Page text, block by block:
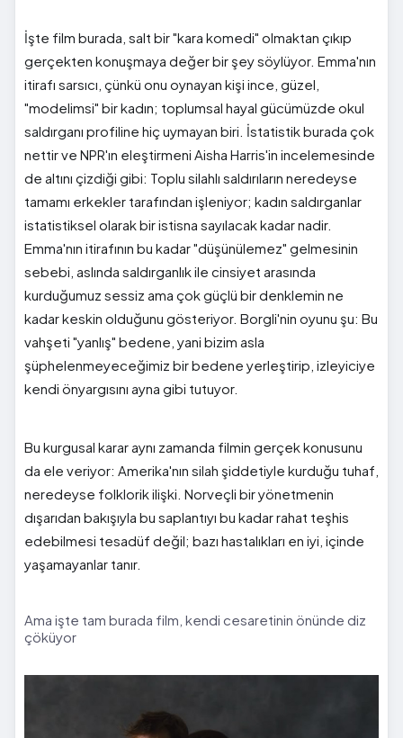
İşte film burada, salt bir "kara komedi" olmaktan çıkıp
gerçekten konuşmaya değer bir şey söylüyor. Emma'nın
itirafı sarsıcı, çünkü onu oynayan kişi ince, güzel,
"modelimsi" bir kadın; toplumsal hayal gücümüzde okul
saldırganı profiline hiç uymayan biri. İstatistik burada çok
nettir ve NPR'ın eleştirmeni Aisha Harris'in incelemesinde
de altını çizdiği gibi: Toplu silahlı saldırıların neredeyse
tamamı erkekler tarafından işleniyor; kadın saldırganlar
istatistiksel olarak bir istisna sayılacak kadar nadir.
Emma'nın itirafının bu kadar "düşünülemez" gelmesinin
sebebi, aslında saldırganlık ile cinsiyet arasında
kurduğumuz sessiz ama çok güçlü bir denklemin ne
kadar keskin olduğunu gösteriyor. Borgli'nin oyunu şu: Bu
vahşeti "yanlış" bedene, yani bizim asla
şüphelenmeyeceğimiz bir bedene yerleştirip, izleyiciye
kendi önyargısını ayna gibi tutuyor.
Bu kurgusal karar aynı zamanda filmin gerçek konusunu
da ele veriyor: Amerika'nın silah şiddetiyle kurduğu tuhaf,
neredeyse folklorik ilişki. Norveçli bir yönetmenin
dışarıdan bakışıyla bu saplantıyı bu kadar rahat teşhis
edebilmesi tesadüf değil; bazı hastalıkları en iyi, içinde
yaşamayanlar tanır.
Ama işte tam burada film, kendi cesaretinin önünde diz
çöküyor